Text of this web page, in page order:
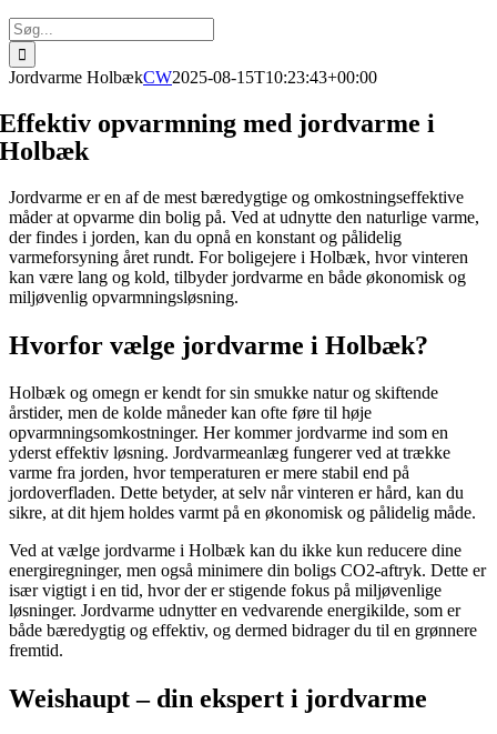
Søg
efter:
Jordvarme HolbækCW2025-08-15T10:23:43+00:00
Effektiv opvarmning med jordvarme i
Holbæk
Jordvarme er en af de mest bæredygtige og omkostningseffektive
måder at opvarme din bolig på. Ved at udnytte den naturlige varme,
der findes i jorden, kan du opnå en konstant og pålidelig
varmeforsyning året rundt. For boligejere i Holbæk, hvor vinteren
kan være lang og kold, tilbyder jordvarme en både økonomisk og
miljøvenlig opvarmningsløsning.
Hvorfor vælge jordvarme i Holbæk?
Holbæk og omegn er kendt for sin smukke natur og skiftende
årstider, men de kolde måneder kan ofte føre til høje
opvarmningsomkostninger. Her kommer jordvarme ind som en
yderst effektiv løsning. Jordvarmeanlæg fungerer ved at trække
varme fra jorden, hvor temperaturen er mere stabil end på
jordoverfladen. Dette betyder, at selv når vinteren er hård, kan du
sikre, at dit hjem holdes varmt på en økonomisk og pålidelig måde.
Ved at vælge jordvarme i Holbæk kan du ikke kun reducere dine
energiregninger, men også minimere din boligs CO2-aftryk. Dette er
især vigtigt i en tid, hvor der er stigende fokus på miljøvenlige
løsninger. Jordvarme udnytter en vedvarende energikilde, som er
både bæredygtig og effektiv, og dermed bidrager du til en grønnere
fremtid.
Weishaupt– din ekspert i jordvarme